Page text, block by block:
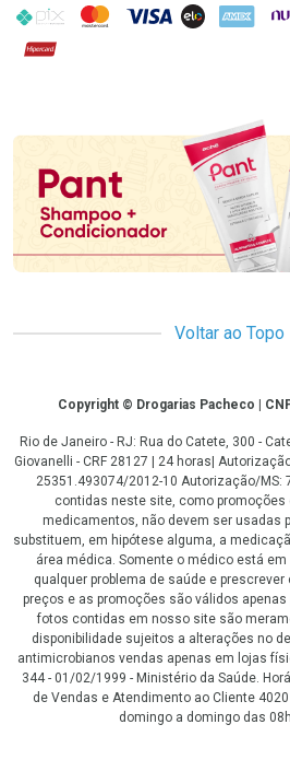
PIX MasterCard
VISA ELO AMEX
Hipercard
Promoção em
Voltar ao Topo
CopyrightCopyright © Drogarias Pacheco |
Rio de Janeiro - RJ: Rua do Catete, 300 -
Giovanelli - CRF 28127 | 24 horas|
25351.493074/2012-10 Autorização/MS:
contidas neste site, como
medicamentos, não devem ser usadas
substituem, em hipótese alguma, a
área médica. Somente o médico está
qualquer problema de saúde e
preços e as promoções são válidos
fotos contidas em nosso site são
disponibilidade sujeitos a alterações no
antimicrobianos vendas apenas em lojas
344 - 01/02/1999 - Ministério da Saúde.
de Vendas e Atendimento ao Cliente
domingo a domingo das